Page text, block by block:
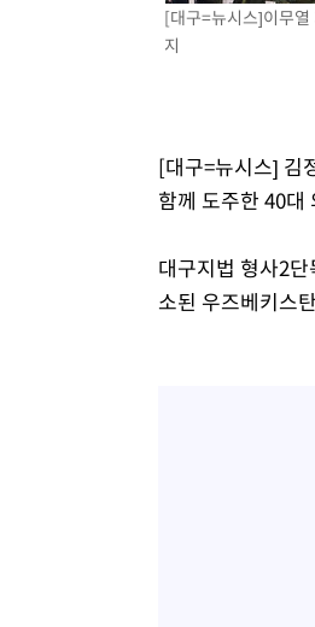
[속보]美, 폴리실리콘
[속보]트럼프, 美 원정출
[대구=뉴시스]이무
지
[대구=뉴시스] 김
함께 도주한 40대
대구지법 형사2
소된 우즈베키스